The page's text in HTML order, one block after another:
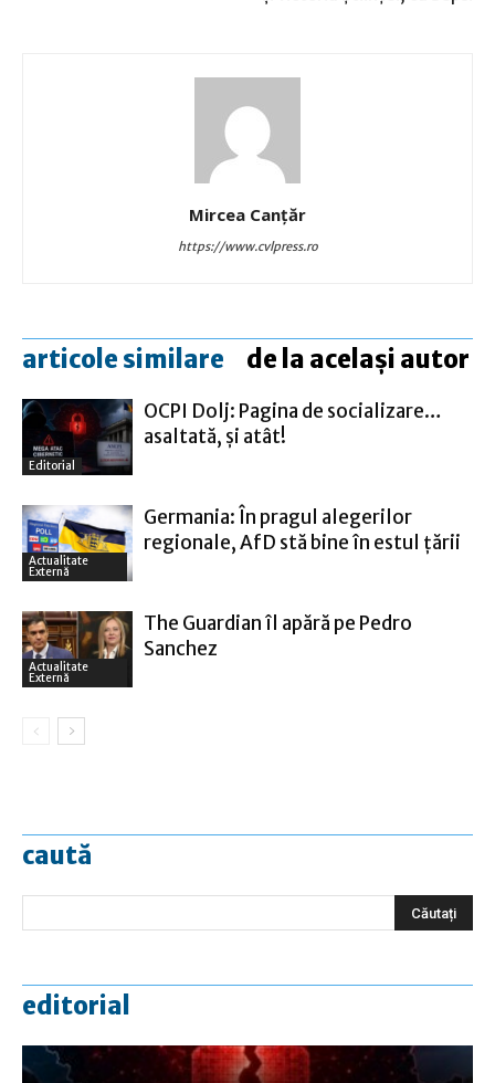
Mircea Canţăr
https://www.cvlpress.ro
articole similare de la același autor
Editorial
OCPI Dolj: Pagina de socializare…
asaltată, şi atât!
Actualitate
Externă
Germania: În pragul alegerilor
regionale, AfD stă bine în estul ţării
Actualitate
Externă
The Guardian îl apără pe Pedro
Sanchez
caută
editorial